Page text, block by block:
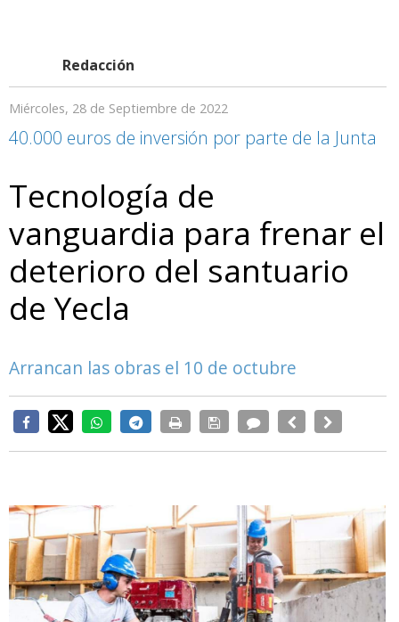
Redacción
Miércoles, 28 de Septiembre de 2022
40.000 euros de inversión por parte de la Junta
Tecnología de
vanguardia para frenar el
deterioro del santuario
de Yecla
Arrancan las obras el 10 de octubre